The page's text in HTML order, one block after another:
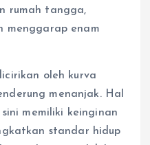
rumah tangga,
menggarap enam
oleh kurva
menanjak. Hal
memiliki keinginan
standar hidup